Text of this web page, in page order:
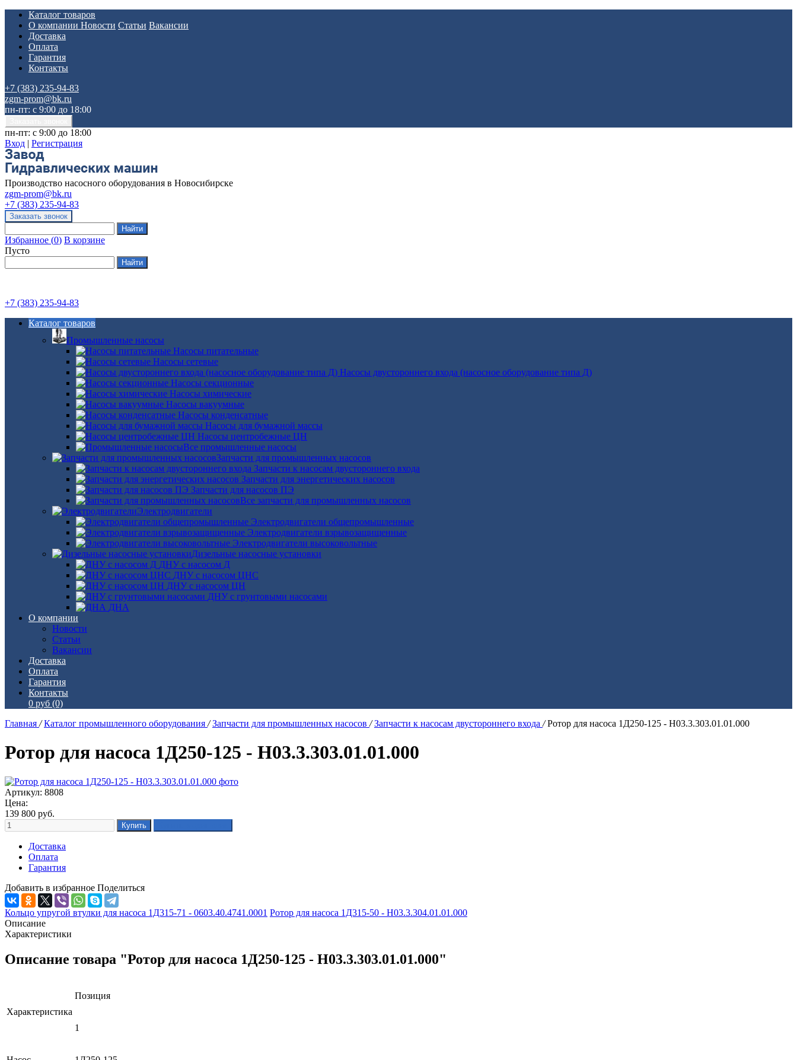
Каталог товаров
О компании Новости Статьи Вакансии
Доставка
Оплата
Гарантия
Контакты
+7 (383) 235-94-83
zgm-prom@bk.ru
пн-пт: с 9:00 до 18:00
пн-пт: с 9:00 до 18:00
Вход | Регистрация
Производство насосного оборудования в Новосибирске
zgm-prom@bk.ru
+7 (383) 235-94-83
Избранное (0) В корзине
Пусто
+7 (383) 235-94-83
Каталог товаров
Промышленные насосы
Насосы питательные
Насосы сетевые
Насосы двустороннего входа (насосное оборудование типа Д)
Насосы секционные
Насосы химические
Насосы вакуумные
Насосы конденсатные
Насосы для бумажной массы
Насосы центробежные ЦН
Все промышленные насосы
Запчасти для промышленных насосов
Запчасти к насосам двустороннего входа
Запчасти для энергетических насосов
Запчасти для насосов ПЭ
Все запчасти для промышленных насосов
Электродвигатели
Электродвигатели общепромышленные
Электродвигатели взрывозащищенные
Электродвигатели высоковольтные
Дизельные насосные установки
ДНУ с насосом Д
ДНУ с насосом ЦНС
ДНУ с насосом ЦН
ДНУ с грунтовыми насосами
ДНА
О компании
Новости
Статьи
Вакансии
Доставка
Оплата
Гарантия
Контакты
0 руб (0)
Главная / Каталог промышленного оборудования / Запчасти для промышленных насосов / Запчасти к насосам двустороннего входа / Ротор для насоса 1Д250-125 - Н03.3.303.01.01.000
Ротор для насоса 1Д250-125 - Н03.3.303.01.01.000
Артикул: 8808
Цена:
139 800 руб.
Доставка
Оплата
Гарантия
Добавить в избранное Поделиться
Кольцо упругой втулки для насоса 1Д315-71 - 0603.40.4741.0001 Ротор для насоса 1Д315-50 - Н03.3.304.01.01.000
Описание
Характеристики
Описание товара "Ротор для насоса 1Д250-125 - Н03.3.303.01.01.000"
Характеристика
Позиция
1